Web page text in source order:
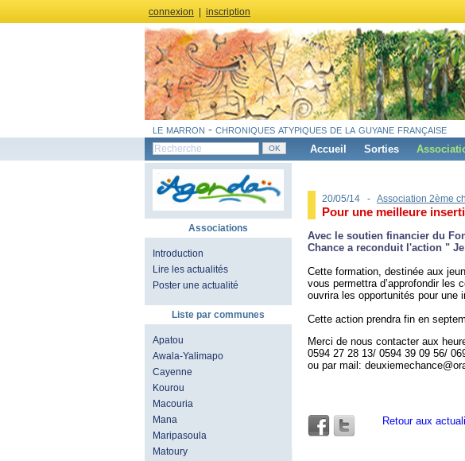
connexion inscription
le marron - chroniques atypiques de la guyane française
Accueil Sorties
Associations
Introduction
Lire les actualités
Poster une actualité
Liste par communes
Apatou
Awala-Yalimapo
Cayenne
Kourou
Macouria
Mana
Maripasoula
Matoury
20/05/14 - Association 2ème
Pour une meilleure
Avec le soutien financier du
Chance a​ reconduit l'action "
Cette formation, destinée aux
vous permettra d’approfondir les
ouvrira les opportunités pour une
Cette action prendra fin en
Merci de nous contacter aux
0594 27 28 13/ 0594 39 09 56/
ou par mail:
Retour aux